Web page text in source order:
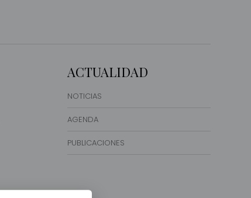
ACTUALIDAD
NOTICIAS
AGENDA
PUBLICACIONES